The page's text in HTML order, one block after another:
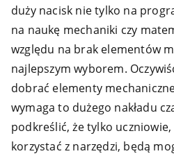
duży nacisk nie tylko na
na naukę mechaniki czy
względu na brak elementów
najlepszym wyborem.
dobrać elementy
wymaga to dużego nakładu
podkreślić, że tylko
korzystać z narzędzi, będą